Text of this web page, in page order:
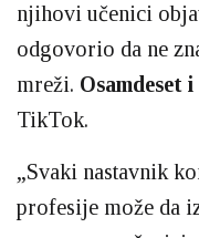
njihovi učenici
odgovorio da ne
mreži. Osamdeset i
TikTok.
„Svaki nastavnik
profesije može da